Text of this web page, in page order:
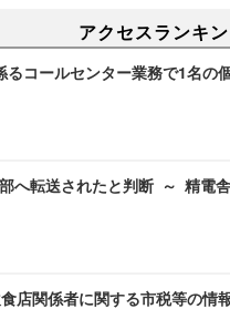
アクセスランキ
るコールセンター業務で1名の
へ転送されたと判断 ～ 精電
店関係者に関する市税等の情